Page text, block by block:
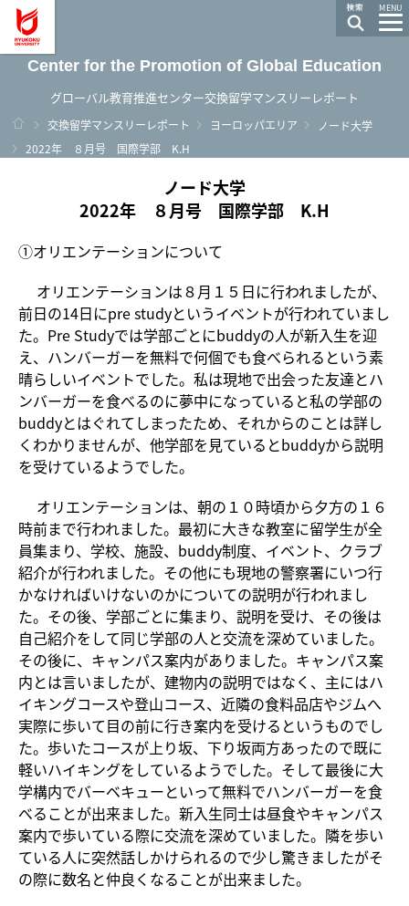
MENU
Center for the Promotion of Global Education
グローバル教育推進センター交換留学マンスリーレポート
ホーム
交換留学マンスリーレポート ヨーロッパエリア
ノード大学
2022年 ８月号 国際学部 K.H
ノード大学
2022年 ８月号 国際学部 K.H
①オリエンテーションについて
オリエンテーションは８月１５日に行われましたが、
前日の14日にpre studyというイベントが行われていまし
た。Pre Studyでは学部ごとにbuddyの人が新入生を迎
え、ハンバーガーを無料で何個でも食べられるという素
晴らしいイベントでした。私は現地で出会った友達とハ
ンバーガーを食べるのに夢中になっていると私の学部の
buddyとはぐれてしまったため、それからのことは詳し
くわかりませんが、他学部を見ているとbuddyから説明
を受けているようでした。
オリエンテーションは、朝の１０時頃から夕方の１６
時前まで行われました。最初に大きな教室に留学生が全
員集まり、学校、施設、buddy制度、イベント、クラブ
紹介が行われました。その他にも現地の警察署にいつ行
かなければいけないのかについての説明が行われまし
た。その後、学部ごとに集まり、説明を受け、その後は
自己紹介をして同じ学部の人と交流を深めていました。
その後に、キャンパス案内がありました。キャンパス案
内とは言いましたが、建物内の説明ではなく、主にはハ
イキングコースや登山コース、近隣の食料品店やジムへ
実際に歩いて目の前に行き案内を受けるというものでし
た。歩いたコースが上り坂、下り坂両方あったので既に
軽いハイキングをしているようでした。そして最後に大
学構内でバーベキューといって無料でハンバーガーを食
べることが出来ました。新入生同士は昼食やキャンパス
案内で歩いている際に交流を深めていました。隣を歩い
ている人に突然話しかけられるので少し驚きましたがそ
の際に数名と仲良くなることが出来ました。